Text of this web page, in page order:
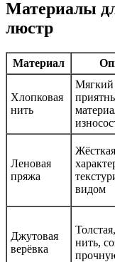
Материалы
люстр
Материал
Хлопковая
нить
Мягкий
Леновая
пряжа
видом
Джутовая
верёвка
нить,